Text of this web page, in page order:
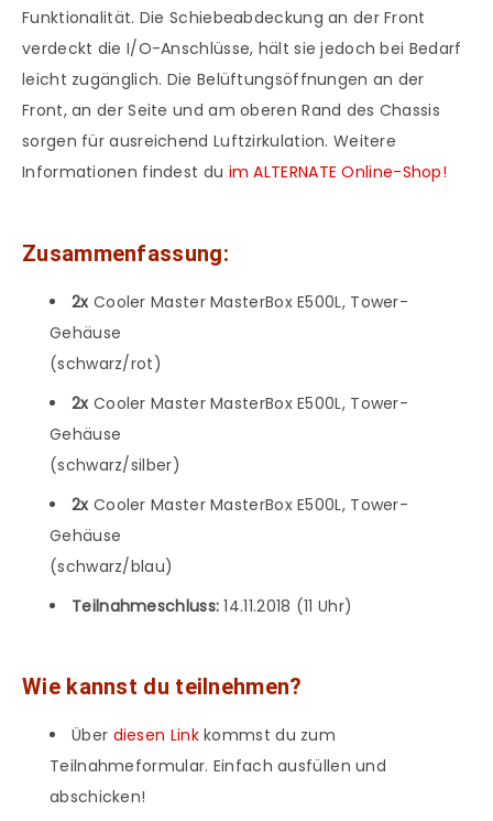
Funktionalität. Die Schiebeabdeckung an der Front
verdeckt die I/O-Anschlüsse, hält sie jedoch bei Bedarf
leicht zugänglich. Die Belüftungsöffnungen an der
Front, an der Seite und am oberen Rand des Chassis
sorgen für ausreichend Luftzirkulation. Weitere
Informationen findest du im ALTERNATE Online-Shop!
Zusammenfassung:
2x Cooler Master MasterBox E500L, Tower-
Gehäuse
(schwarz/rot)
2x Cooler Master MasterBox E500L, Tower-
Gehäuse
(schwarz/silber)
2x Cooler Master MasterBox E500L, Tower-
Gehäuse
(schwarz/blau)
Teilnahmeschluss: 14.11.2018 (11 Uhr)
Wie kannst du teilnehmen?
Über diesen Linkkommst du zum
Teilnahmeformular. Einfach ausfüllen und
abschicken!